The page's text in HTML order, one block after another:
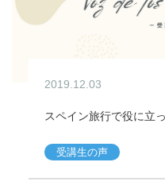
2019.12.03
スペイン旅行で役に立
受講生の声